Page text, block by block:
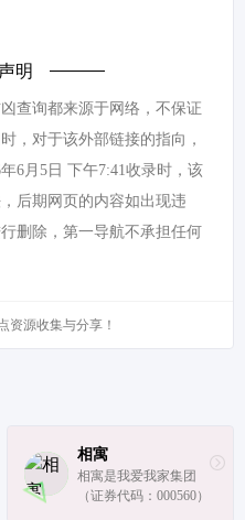
明
查询都来源于网络，不保证
，对于该外部链接的指向，
6月5日 下午7:41收录时，该
后期网页的内容如出现违
删除，第一导航不承担任何
资源收集与分享！
相寓
相寓是我爱我家集团
（证券代码：000560）